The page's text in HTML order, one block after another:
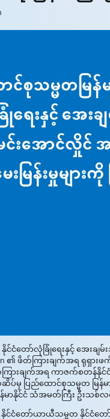
ငံတော်လုံခြုံရေးနှင့် အေးချ
၏ ဖိတ်ကြားချက်အရ
ဖိတ်ကြားချက်အရ ကာဇက်စ
ပြည်ထောင်စုသမ္မတ မြန်
ာ မြန်မာနိုင်ငံ သံအမတ်ကြီး
ော်ယာယီသမ္မတ နိုင်ငံတော်